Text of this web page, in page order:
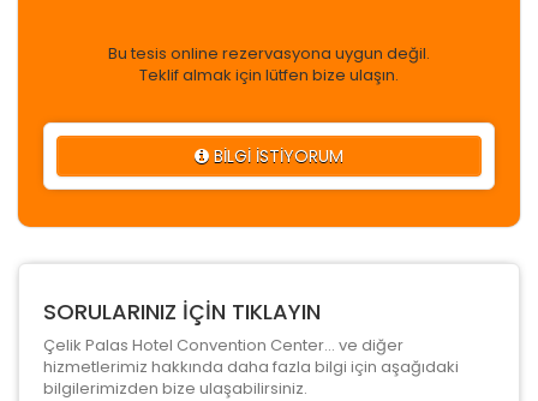
Bu tesis online rezervasyona uygun değil.
Teklif almak için lütfen bize ulaşın.
BİLGİ İSTİYORUM
SORULARINIZ İÇİN TIKLAYIN
Çelik Palas Hotel Convention Center... ve diğer
hizmetlerimiz hakkında daha fazla bilgi için aşağıdaki
bilgilerimizden bize ulaşabilirsiniz.